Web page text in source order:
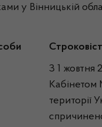
у Вінницькій
З 1 жовтня
Кабінетом
території